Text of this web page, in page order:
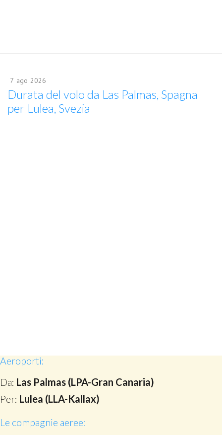
7 ago 2026
Durata del volo da Las Palmas, Spagna
per Lulea, Svezia
Aeroporti:
Da: Las Palmas (LPA-Gran Canaria)
Per: Lulea (LLA-Kallax)
Le compagnie aeree: